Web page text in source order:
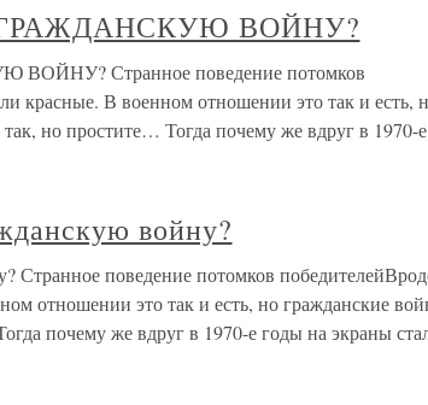
ГРАЖДАНСКУЮ ВОЙНУ?
Странное поведение потомков
красные. В военном отношении это так и есть,
но простите… Тогда почему же вдруг в 1970-е
войну?
Странное поведение потомков
отношении это так и есть, но гражданские
почему же вдруг в 1970-е годы на экраны